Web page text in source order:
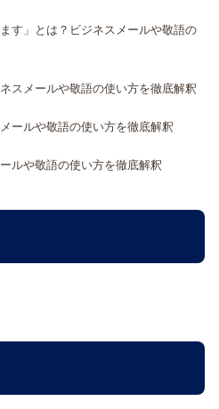
す」とは？ビジネスメールや敬語の
スメールや敬語の使い方を徹底解釈
ールや敬語の使い方を徹底解釈
ルや敬語の使い方を徹底解釈